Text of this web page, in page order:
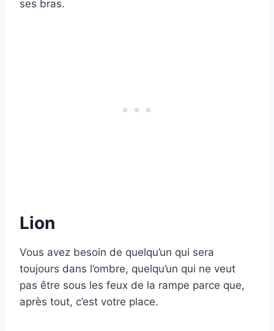
ses bras.
Lion
Vous avez besoin de quelqu’un qui sera
toujours dans l’ombre, quelqu’un qui ne veut
pas être sous les feux de la rampe parce que,
après tout, c’est votre place.